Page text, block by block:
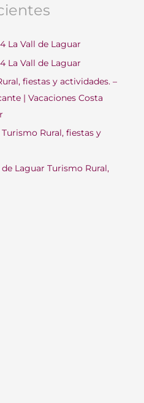
La Vall de Laguar
La Vall de Laguar
fiestas y actividades. –
| Vacaciones Costa
Rural, fiestas y
de Laguar Turismo Rural,